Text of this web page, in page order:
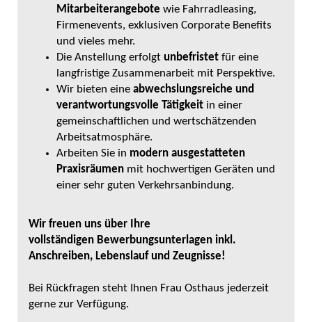
Mitarbeiterangebote wie Fahrradleasing,
Firmenevents, exklusiven Corporate Benefits
und vieles mehr.
Die Anstellung erfolgt unbefristet für eine
langfristige Zusammenarbeit mit Perspektive.
Wir bieten eine abwechslungsreiche und
verantwortungsvolle Tätigkeit in einer
gemeinschaftlichen und wertschätzenden
Arbeitsatmosphäre.
Arbeiten Sie in modern ausgestatteten
Praxisräumen mit hochwertigen Geräten und
einer sehr guten Verkehrsanbindung.
Wir freuen uns über Ihre
vollständigen Bewerbungsunterlagen inkl.
Anschreiben, Lebenslauf und Zeugnisse!
Bei Rückfragen steht Ihnen Frau Osthaus jederzeit
gerne zur Verfügung.